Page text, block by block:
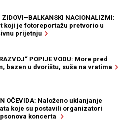
ZIDOVI–BALKANSKI NACIONALIZMI:
koji je fotoreportažu pretvorio u
prijetnju
POPIJE VODU: More pred
bazen u dvorištu, suša na vratima
OČEVIDA: Naloženo uklanjanje
koje su postavili organizatori
koncerta